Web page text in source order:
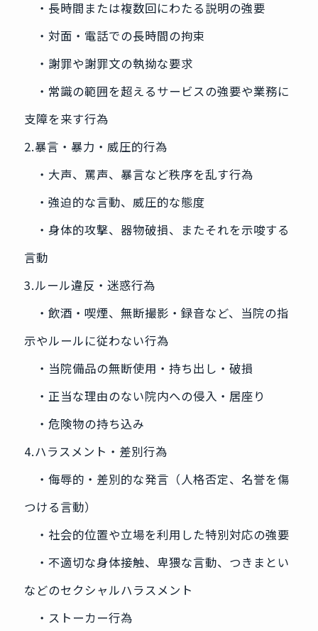
・長時間または複数回にわたる説明の強要
・対面・電話での長時間の拘束
・謝罪や謝罪文の執拗な要求
・常識の範囲を超えるサービスの強要や業務に
支障を来す行為
2.暴言・暴力・威圧的行為
・大声、罵声、暴言など秩序を乱す行為
・強迫的な言動、威圧的な態度
・身体的攻撃、器物破損、またそれを示唆する
言動
3.ルール違反・迷惑行為
・飲酒・喫煙、無断撮影・録音など、当院の指
示やルールに従わない行為
・当院備品の無断使用・持ち出し・破損
・正当な理由のない院内への侵入・居座り
・危険物の持ち込み
4.ハラスメント・差別行為
・侮辱的・差別的な発言（人格否定、名誉を傷
つける言動）
・社会的位置や立場を利用した特別対応の強要
・不適切な身体接触、卑猥な言動、つきまとい
などのセクシャルハラスメント
・ストーカー行為